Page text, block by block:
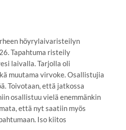
höyrylaivaristeilyn
Tapahtuma risteily
laivalla. Tarjolla oli
muutama virvoke. Osallistujia
Toivotaan, että jatkossa
osallistuu vielä enemmänkin
että nyt saatiin myös
Iso kiitos